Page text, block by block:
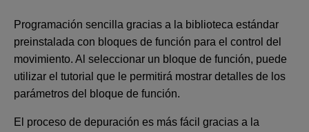
Programación sencilla gracias a la biblioteca estándar
preinstalada con bloques de función para el control del
movimiento. Al seleccionar un bloque de función, puede
utilizar el tutorial que le permitirá mostrar detalles de los
parámetros del bloque de función.
El proceso de depuración es más fácil gracias a la